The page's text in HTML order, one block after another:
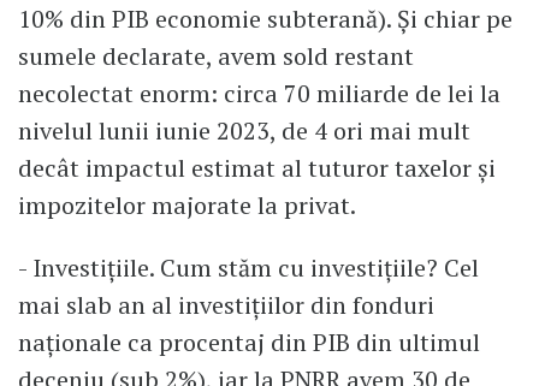
10% din PIB economie subterană). Și chiar pe
sumele declarate, avem sold restant
necolectat enorm: circa 70 miliarde de lei la
nivelul lunii iunie 2023, de 4 ori mai mult
decât impactul estimat al tuturor taxelor și
impozitelor majorate la privat.
- Investițiile. Cum stăm cu investițiile? Cel
mai slab an al investițiilor din fonduri
naționale ca procentaj din PIB din ultimul